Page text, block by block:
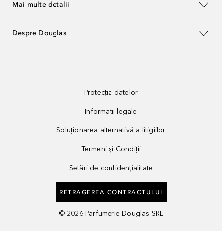
Mai multe detalii
Despre Douglas
Protecția datelor
Informații legale
Soluționarea alternativă a litigiilor
Termeni și Condiții
Setări de confidențialitate
RETRAGEREA CONTRACTULUI
© 2026 Parfumerie Douglas SRL